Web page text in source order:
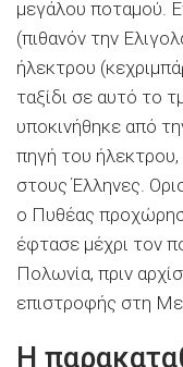
μεγάλου ποταμού.
(πιθανόν την
ήλεκτρου
ταξίδι σε αυτό το
υποκινήθηκε από
πηγή του
στους Έλληνες.
ο Πυθέας
έφτασε μέχρι τον
Πολωνία, πριν
επιστροφής στη
Η